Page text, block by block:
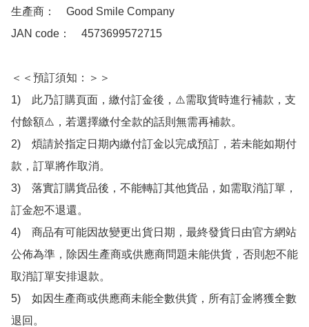
生產商：　Good Smile Company
JAN code：　4573699572715
＜＜預訂須知：＞＞
1)　此乃訂購頁面，繳付訂金後，⚠️需取貨時進行補款，支
付餘額⚠️，若選擇繳付全款的話則無需再補款。
2)　煩請於指定日期內繳付訂金以完成預訂，若未能如期付
款，訂單將作取消。
3)　落實訂購貨品後，不能轉訂其他貨品，如需取消訂單，
訂金恕不退還。
4)　商品有可能因故變更出貨日期，最終發貨日由官方網站
公佈為準，除因生產商或供應商問題未能供貨，否則恕不能
取消訂單安排退款。
5)　如因生產商或供應商未能全數供貨，所有訂金將獲全數
退回。